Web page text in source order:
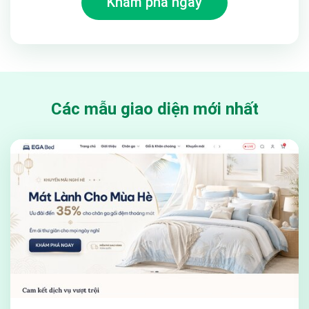
➤ Module “Khoá học nổi bật” cung cấp đầy đủ thông tin
cơ bản
Module “khoá học nổi bật” được thiết kế đơn giản tinh tế
nhưng có thể thể hiện cho khách hàng đầy đủ các thông tin
Các mẫu giao diện mới nhất